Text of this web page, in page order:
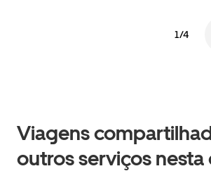
1/4
Viagens
outros serviços nesta